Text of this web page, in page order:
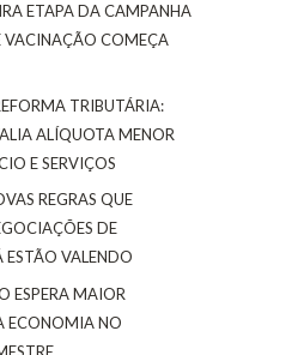
ETAPA DA CAMPANHA
VACINAÇÃO COMEÇA
TRIBUTÁRIA:
ALÍQUOTA MENOR
E SERVIÇOS
REGRAS QUE
DE
ESTÃO VALENDO
ESPERA MAIOR
ECONOMIA NO